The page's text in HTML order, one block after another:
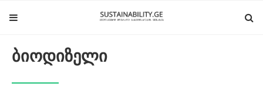
ბიოდიზელი